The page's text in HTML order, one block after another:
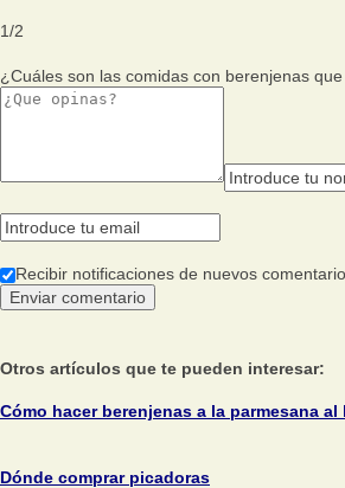
1/2
¿Cuáles son las comidas con berenjenas
Recibir notificaciones de nuevos
Otros artículos que te pueden interesar:
Cómo hacer berenjenas a la parmesana
Dónde comprar picadoras